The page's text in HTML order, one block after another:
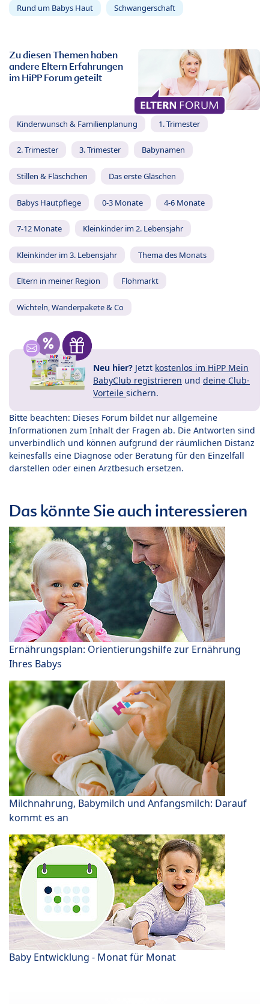
Rund um Babys Haut Schwangerschaft
Zu diesen Themen haben
andere Eltern Erfahrungen
im HiPP Forum geteilt
Kinderwunsch & Familienplanung 1. Trimester
2. Trimester 3. Trimester Babynamen
Stillen & Fläschchen Das erste Gläschen
Babys Hautpflege 0-3 Monate 4-6 Monate
7-12 Monate Kleinkinder im 2. Lebensjahr
Kleinkinder im 3. Lebensjahr Thema des Monats
Eltern in meiner Region Flohmarkt
Wichteln, Wanderpakete & Co
Neu hier? Jetzt kostenlos im HiPP Mein
BabyClub registrieren und deine Club-
Vorteile sichern.
Bitte beachten: Dieses Forum bildet nur allgemeine
Informationen zum Inhalt der Fragen ab. Die Antworten sind
unverbindlich und können aufgrund der räumlichen Distanz
keinesfalls eine Diagnose oder Beratung für den Einzelfall
darstellen oder einen Arztbesuch ersetzen.
Das könnte Sie auch interessieren
Ernährungsplan: Orientierungshilfe zur Ernährung
Ihres Babys
Milchnahrung, Babymilch und Anfangsmilch: Darauf
kommt es an
Baby Entwicklung - Monat für Monat